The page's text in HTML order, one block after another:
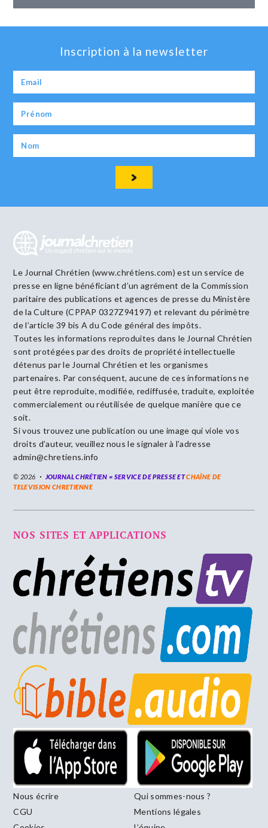
Inscription à la newsletter
Le Journal Chrétien (www.chrétiens.com) est un service de
presse en ligne bénéficiant d’un agrément de la Commission
paritaire des publications et agences de presse du Ministère
de la Culture (CPPAP 0327Z94197) et relevant du périmètre
de l’article 39 bis A du Code général des impôts.
Toutes les informations reproduites dans le Journal Chrétien
sont protégées par des droits de propriété intellectuelle
détenus par le Journal Chrétien et les organismes
partenaires. Par conséquent, aucune de ces informations ne
peut être reproduite, modifiée, rediffusée, traduite, exploitée
commercialement ou réutilisée de quelque manière que ce
soit.
Si vous trouvez une publication ou une image qui viole vos
droits d’auteur, veuillez nous le signaler à l’adresse
admin@chretiens.info
© 2026 JOURNAL CHRÉTIEN = SERVICE DE PRESSE ETCHAÎNE DE
TELEVISION CHRETIENNE
NOS SITES ET APPLICATIONS
Nous écrire
Qui sommes-nous ?
CGU
Mentions légales